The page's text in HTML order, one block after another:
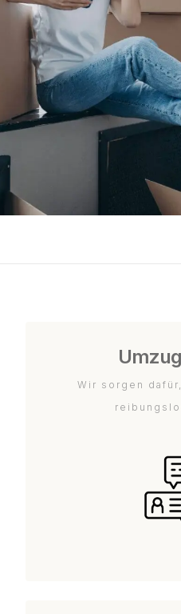
Wir sorgen